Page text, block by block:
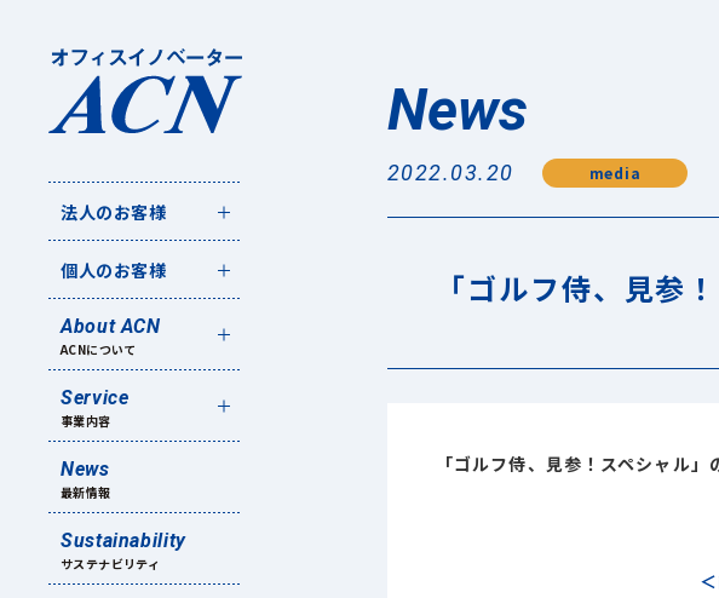
法人のお客様
個人のお客様
About ACN
ACNについて
Service
事業内容
News
最新情報
Sustainability
サステナビリティ
News
2022.03.20 media
「ゴルフ侍、見参
「ゴルフ侍、見参！スペシャル」